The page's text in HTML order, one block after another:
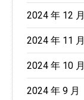
2024 年 12 月
2024 年 11 月
2024 年 10 月
2024 年 9 月